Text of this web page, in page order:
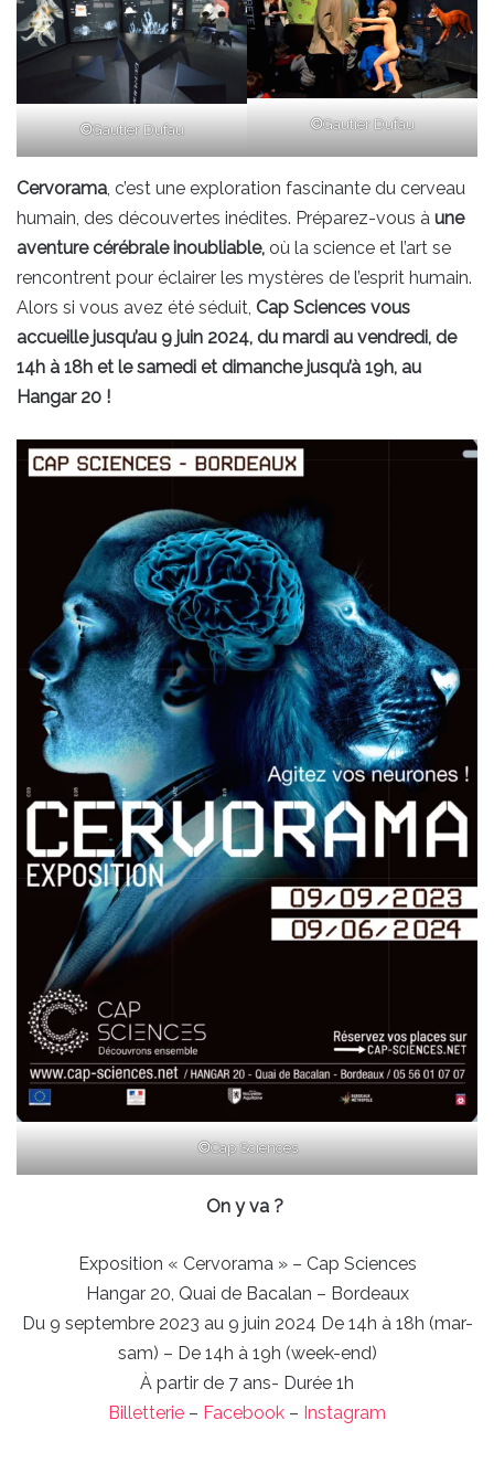
©Gautier Dufau ©Gautier Dufau
Cervorama , c’est une exploration fascinante du cerveau
humain, des découvertes inédites. Préparez-vous à une
aventure cérébrale inoubliable, où la science et l’art se
rencontrent pour éclairer les mystères de l’esprit humain.
Alors si vous avez été séduit, Cap Sciences vous
accueille jusqu’au 9 juin 2024, du mardi au vendredi, de
14h à 18h et le samedi et dimanche jusqu’à 19h, au
Hangar 20 !
©Cap Sciences
On y va ?
Exposition « Cervorama » – Cap Sciences
Hangar 20, Quai de Bacalan – Bordeaux
Du 9 septembre 2023 au 9 juin 2024 De 14h à 18h (mar-
sam) – De 14h à 19h (week-end)
À partir de 7 ans- Durée 1h
Billetterie – Facebook – Instagram